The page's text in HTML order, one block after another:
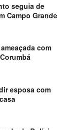
seguia de
Campo Grande
com
esposa com